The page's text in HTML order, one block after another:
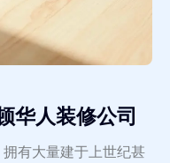
华人装修公司
有大量建于上世纪甚